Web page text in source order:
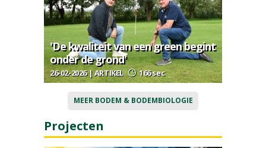
'De kwaliteit van een green begint
onder de grond'
26-02-2026 | ARTIKEL 166 sec
MEER BODEM & BODEMBIOLOGIE
Projecten